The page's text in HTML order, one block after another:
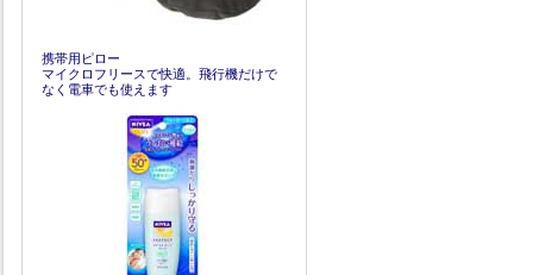
携帯用ピロー
マイクロフリースで快適。飛行機だけで
なく電車でも使えます